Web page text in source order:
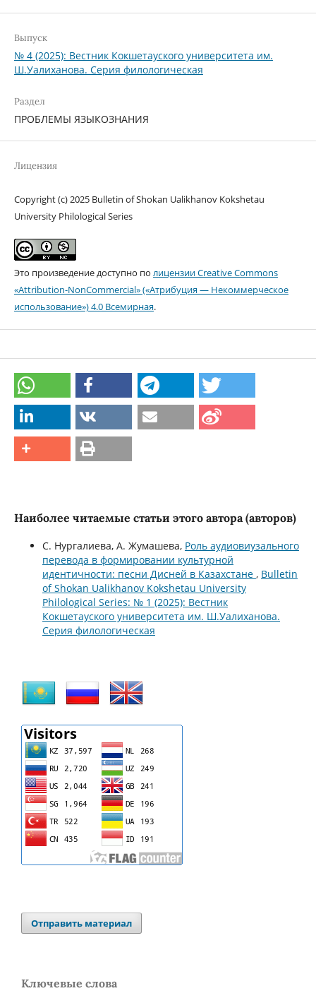
Выпуск
№ 4 (2025): Вестник Кокшетауского университета им.
Ш.Уалиханова. Серия филологическая
Раздел
ПРОБЛЕМЫ ЯЗЫКОЗНАНИЯ
Лицензия
Copyright (c) 2025 Bulletin of Shokan Ualikhanov Kokshetau
University Philological Series
Это произведение доступно по лицензии Creative Commons
«Attribution-NonCommercial» («Атрибуция — Некоммерческое
использование») 4.0 Всемирная.
Наиболее читаемые статьи этого автора (авторов)
С. Нургалиева, А. Жумашева, Роль аудиовиузального
перевода в формировании культурной
идентичности: песни Дисней в Казахстане , Bulletin
of Shokan Ualikhanov Kokshetau University
Philological Series: № 1 (2025): Вестник
Кокшетауского университета им. Ш.Уалиханова.
Серия филологическая
Отправить материал
Ключевые слова